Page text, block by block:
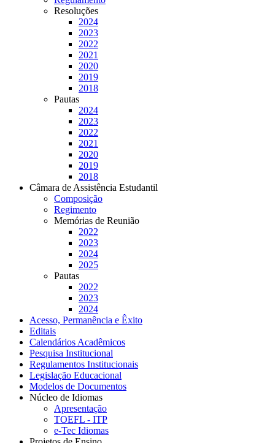
Resoluções
2024
2023
2022
2021
2020
2019
2018
Pautas
2024
2023
2022
2021
2020
2019
2018
Câmara de Assistência Estudantil
Composição
Regimento
Memórias de Reunião
2022
2023
2024
2025
Pautas
2022
2023
2024
Acesso, Permanência e Êxito
Editais
Calendários Acadêmicos
Pesquisa Institucional
Regulamentos Institucionais
Legislação Educacional
Modelos de Documentos
Núcleo de Idiomas
Apresentação
TOEFL - ITP
e-Tec Idiomas